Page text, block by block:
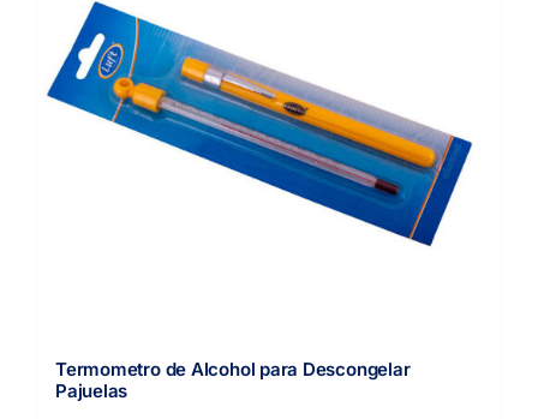
Termometro de Alcohol para Descongelar
Pajuelas